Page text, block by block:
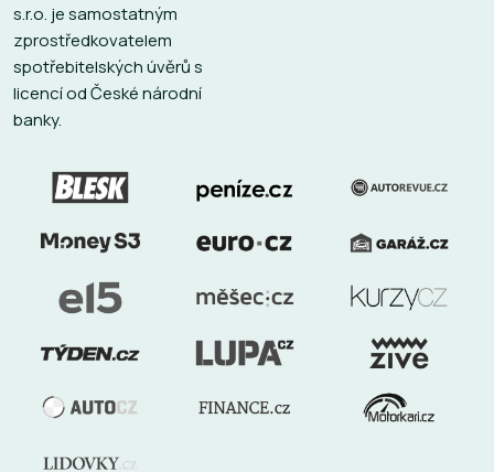
s.r.o. je samostatným
zprostředkovatelem
spotřebitelských úvěrů s
licencí od České národní
banky.